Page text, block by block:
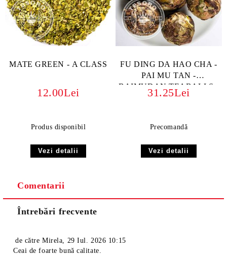
MATE GREEN - A CLASS
12.00Lei
Produs disponibil
Vezi detalii
FU DING DA HAO CHA -
PAI MU TAN -
BAIMUDAN TEABALLS -
BIO ORGANIC | Ceai
31.25Lei
Precomandă
Vezi detalii
Comentarii
Întrebări frecvente
de cătreMirela, 29 Iul. 2026 10:15
Ceai de foarte bună calitate.